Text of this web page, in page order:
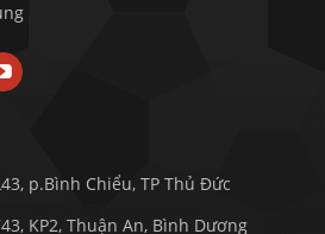
p.Bình Chiểu, TP Thủ Đức
KP2, Thuận An, Bình Dương